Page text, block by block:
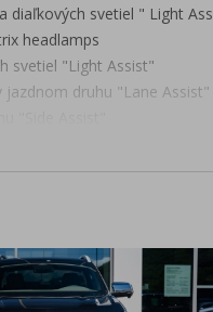
diaľkových svetiel " Light
headlamps
svetiel "Light Assist"
jazdnom druhu "Lane
a prediktívny
nad sedadlom vodiča a
odkladacia schránka na
"Ebony Black"